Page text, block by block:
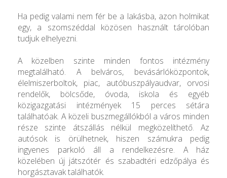
Ha pedig valami nem fér be a lakásba, azon holmikat
egy, a szomszéddal közösen használt tárolóban
tudjuk elhelyezni.
A közelben szinte minden fontos intézmény
megtalálható. A belváros, bevásárlóközpontok,
élelmiszerboltok, piac, autóbuszpályaudvar, orvosi
rendelők, bölcsőde, óvoda, iskola és egyéb
közigazgatási intézmények 15 perces sétára
találhatóak. A közeli buszmegállókból a város minden
része szinte átszállás nélkül megközelíthető. Az
autósok is örülhetnek, hiszen számukra pedig
ingyenes parkoló áll a rendelkezésre. A ház
közelében új játszótér és szabadtéri edzőpálya és
horgásztavak találhatók.